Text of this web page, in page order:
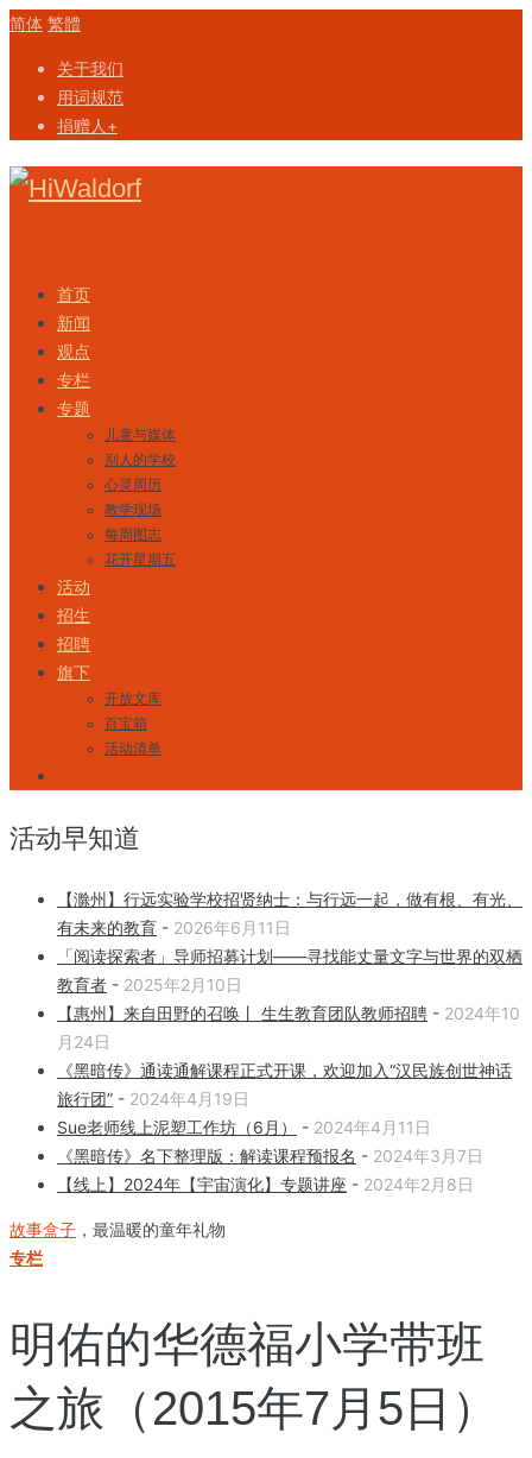
简体 繁體
关于我们
用词规范
捐赠人+
首页
新闻
观点
专栏
专题
儿童与媒体
别人的学校
心灵周历
教学现场
每周图志
花开星期五
活动
招生
招聘
旗下
开放文库
百宝箱
活动清单
活动早知道
【滁州】行远实验学校招贤纳士：与行远一起，做有根、有光、
有未来的教育 - 2026年6月11日
「阅读探索者」导师招募计划——寻找能丈量文字与世界的双栖
教育者 - 2025年2月10日
【惠州】来自田野的召唤丨 生生教育团队教师招聘 - 2024年10
月24日
《黑暗传》通读通解课程正式开课，欢迎加入“汉民族创世神话
旅行团” - 2024年4月19日
Sue老师线上泥塑工作坊（6月）
- 2024年4月11日
《黑暗传》名下整理版：解读课程预报名 - 2024年3月7日
【线上】2024年【宇宙演化】专题讲座 - 2024年2月8日
故事盒子 ，最温暖的童年礼物
专栏
明佑的华德福小学带班
之旅（2015年7月5日）